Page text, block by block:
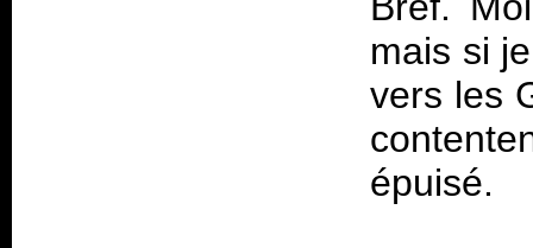
mais si
vers les
épuisé.